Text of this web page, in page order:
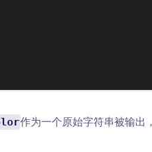
作为一个原始字符串被输出